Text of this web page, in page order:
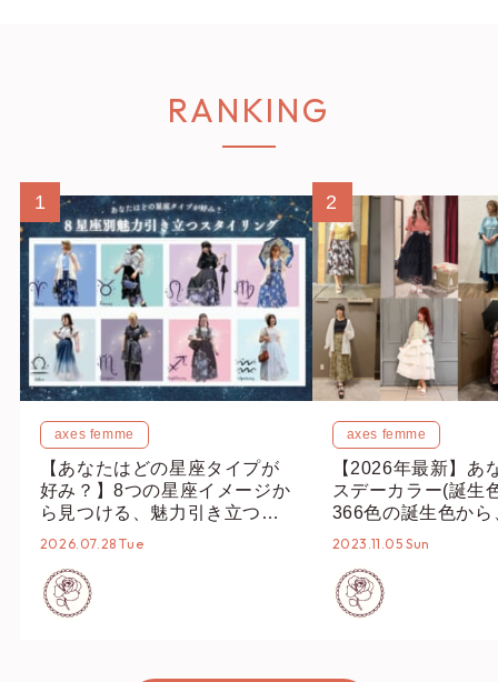
RANKING
1
axes femme
【あなたはどの星座タイプが
好み？】8つの星座イメージか
ら見つける、魅力引き立つス
タイリング♡
2026.07.28 Tue
2
axes femme
【2026年最新】あ
スデーカラー(誕生
366色の誕生色から
誕生色、バースデ
2023.11.05 Sun